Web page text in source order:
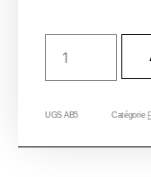
Panneau
ARRÊT
UGS AB5 Catégorie